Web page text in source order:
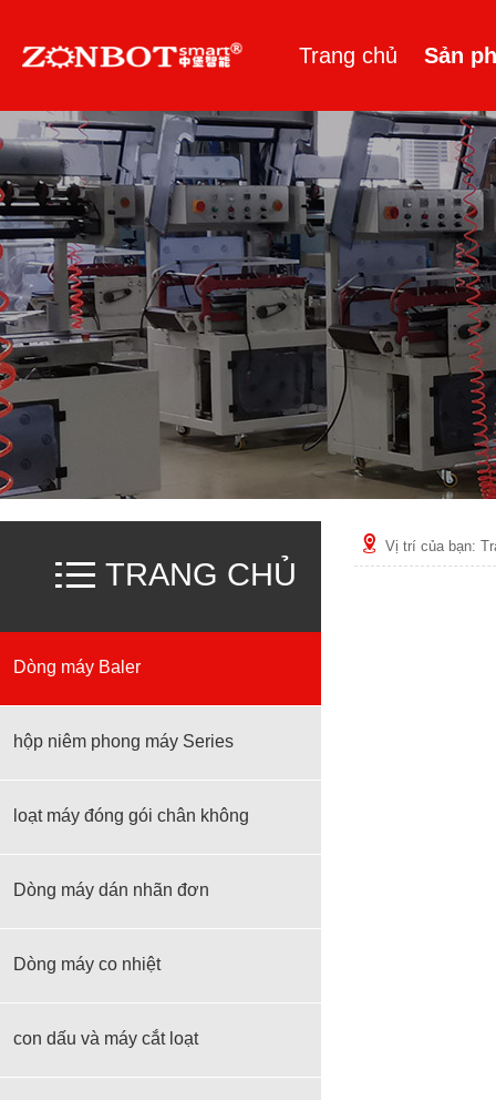
Trang chủ Sản
TRANG CHỦ
Dòng máy Baler
hộp niêm phong máy Series
loạt máy đóng gói chân không
Dòng máy dán nhãn đơn
Dòng máy co nhiệt
con dấu và máy cắt loạt
Vị trí của bạn: